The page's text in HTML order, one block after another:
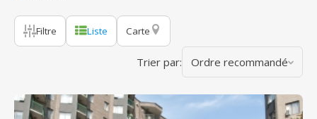
Filtre Liste Carte
Trier par: Ordre recommandé